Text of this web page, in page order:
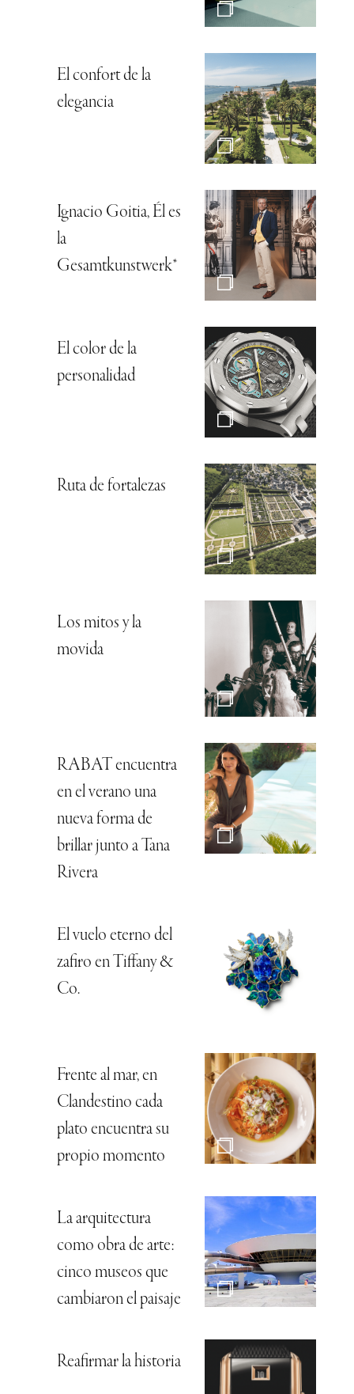
El confort de la
elegancia
Ignacio Goitia, Él es
la
Gesamtkunstwerk*
El color de la
personalidad
Ruta de fortalezas
Los mitos y la
movida
RABAT encuentra
en el verano una
nueva forma de
brillar junto a Tana
Rivera
El vuelo eterno del
zafiro en Tiffany &
Co.
Frente al mar, en
Clandestino cada
plato encuentra su
propio momento
La arquitectura
como obra de arte:
cinco museos que
cambiaron el paisaje
Reafirmar la historia